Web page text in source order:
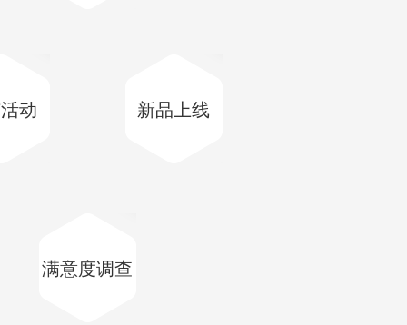
动 新品上线
满意度调查